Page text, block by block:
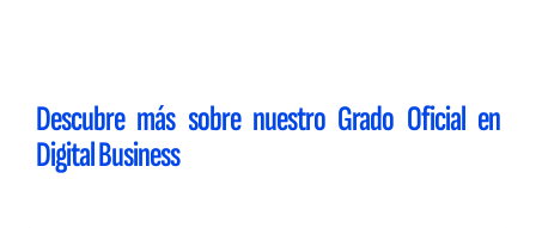
Descubre más sobre nuestro Grado Oficial en
Digital Business